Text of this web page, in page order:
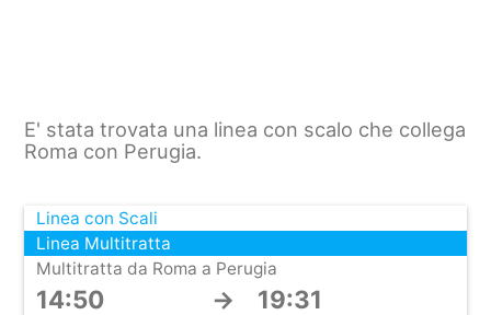
E' stata trovata una linea con scalo che collega
Roma con Perugia.
Linea con Scali
Linea Multitratta
Multitratta da Roma a Perugia
14:50 → 19:31